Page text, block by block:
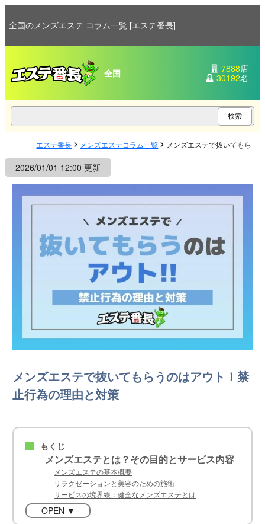
全国のメンズエステ コラム一覧 [エステ番長]
全国 7888店
30192名
エステ番長 メンズエステコラム一覧 メンズエステで抜いてもらう
2026/01/01 12:00 更新
メンズエステで抜いてもらうのはアウト！禁
止行為の理由と対策
■ もくじ
メンズエステとは？その目的とサービス内容
メンズエステの基本概要
リラクゼーションと美容のための施術
サービスの境界線：健全なメンズエステとは
OPEN ▼